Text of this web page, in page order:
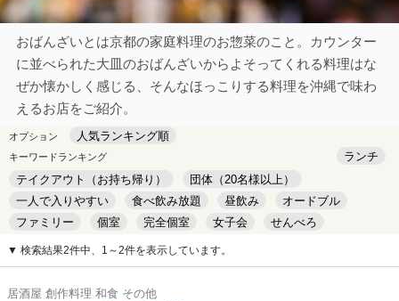
おばんざいとは京都の家庭料理のお惣菜のこと。カウンター
に並べられた大皿のおばんざいからよそってくれる料理はな
ぜか懐かしく感じる、そんなほっこりする料理を沖縄で味わ
えるお店をご紹介。
オプション 人気ランキング順
キーワードランキング
ランチ
テイクアウト（お持ち帰り）
団体（20名様以上）
一人で入りやすい
食べ飲み放題 昼飲み
オードブル
ファミリー
個室 完全個室 女子会
せんべろ
キッズルーム
安い デート
▼ 検索結果2件中、1～2件を表示しています。
居酒屋 創作料理 和食 その他